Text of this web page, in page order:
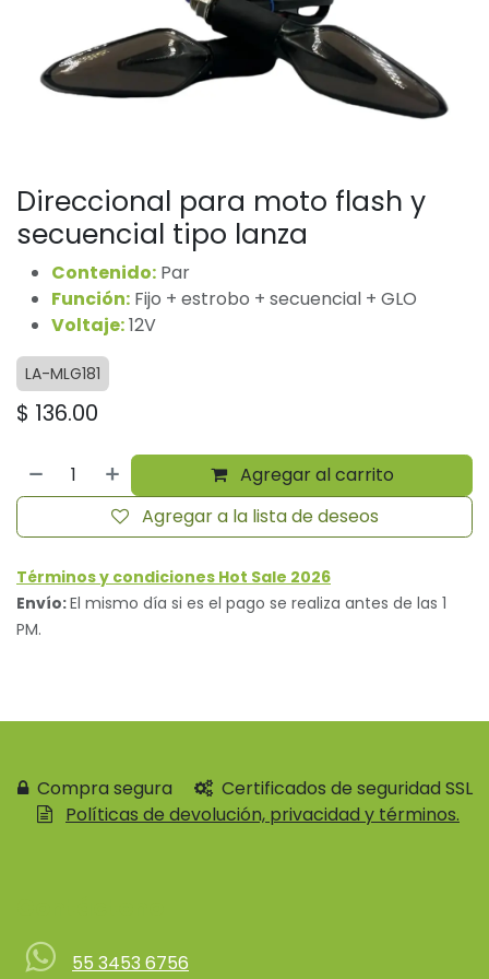
Direccional para moto flash y
secuencial tipo lanza
Contenido: Par
Función: Fijo + estrobo + secuencial + GLO
Voltaje:12V
LA-MLG181
$ 136.00
Agregar al carrito
Agregar a la lista de deseos
Términos y condiciones Hot Sale 2026
Envío:El mismo día si es el pago se realiza antes de las 1
PM.
Compra segura
Certificados de seguridad SSL
Políticas de devolución, privacidad y términos.
55 3453 6756